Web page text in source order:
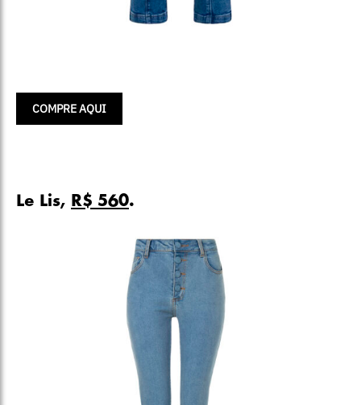
COMPRE AQUI
Le Lis, R$ 560.